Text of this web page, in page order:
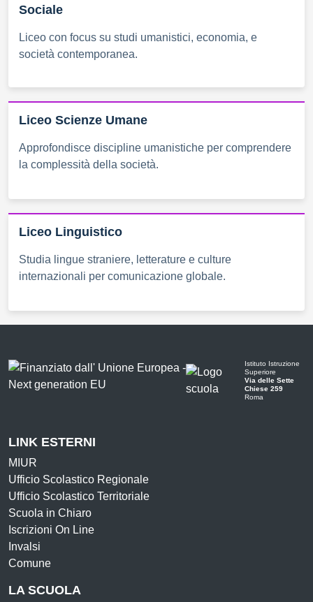
Sociale
Liceo con focus su studi umanistici, economia, e
società contemporanea.
Liceo Scienze Umane
Approfondisce discipline umanistiche per comprendere
la complessità della società.
Liceo Linguistico
Studia lingue straniere, letterature e culture
internazionali per comunicazione globale.
Istituto Istruzione
Superiore
Via delle Sette
Chiese 259
Roma
LINK ESTERNI
MIUR
Ufficio Scolastico Regionale
Ufficio Scolastico Territoriale
Scuola in Chiaro
Iscrizioni On Line
Invalsi
Comune
LA SCUOLA